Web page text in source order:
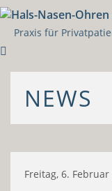
Praxis für
NEWS
Freitag, 6. Februar